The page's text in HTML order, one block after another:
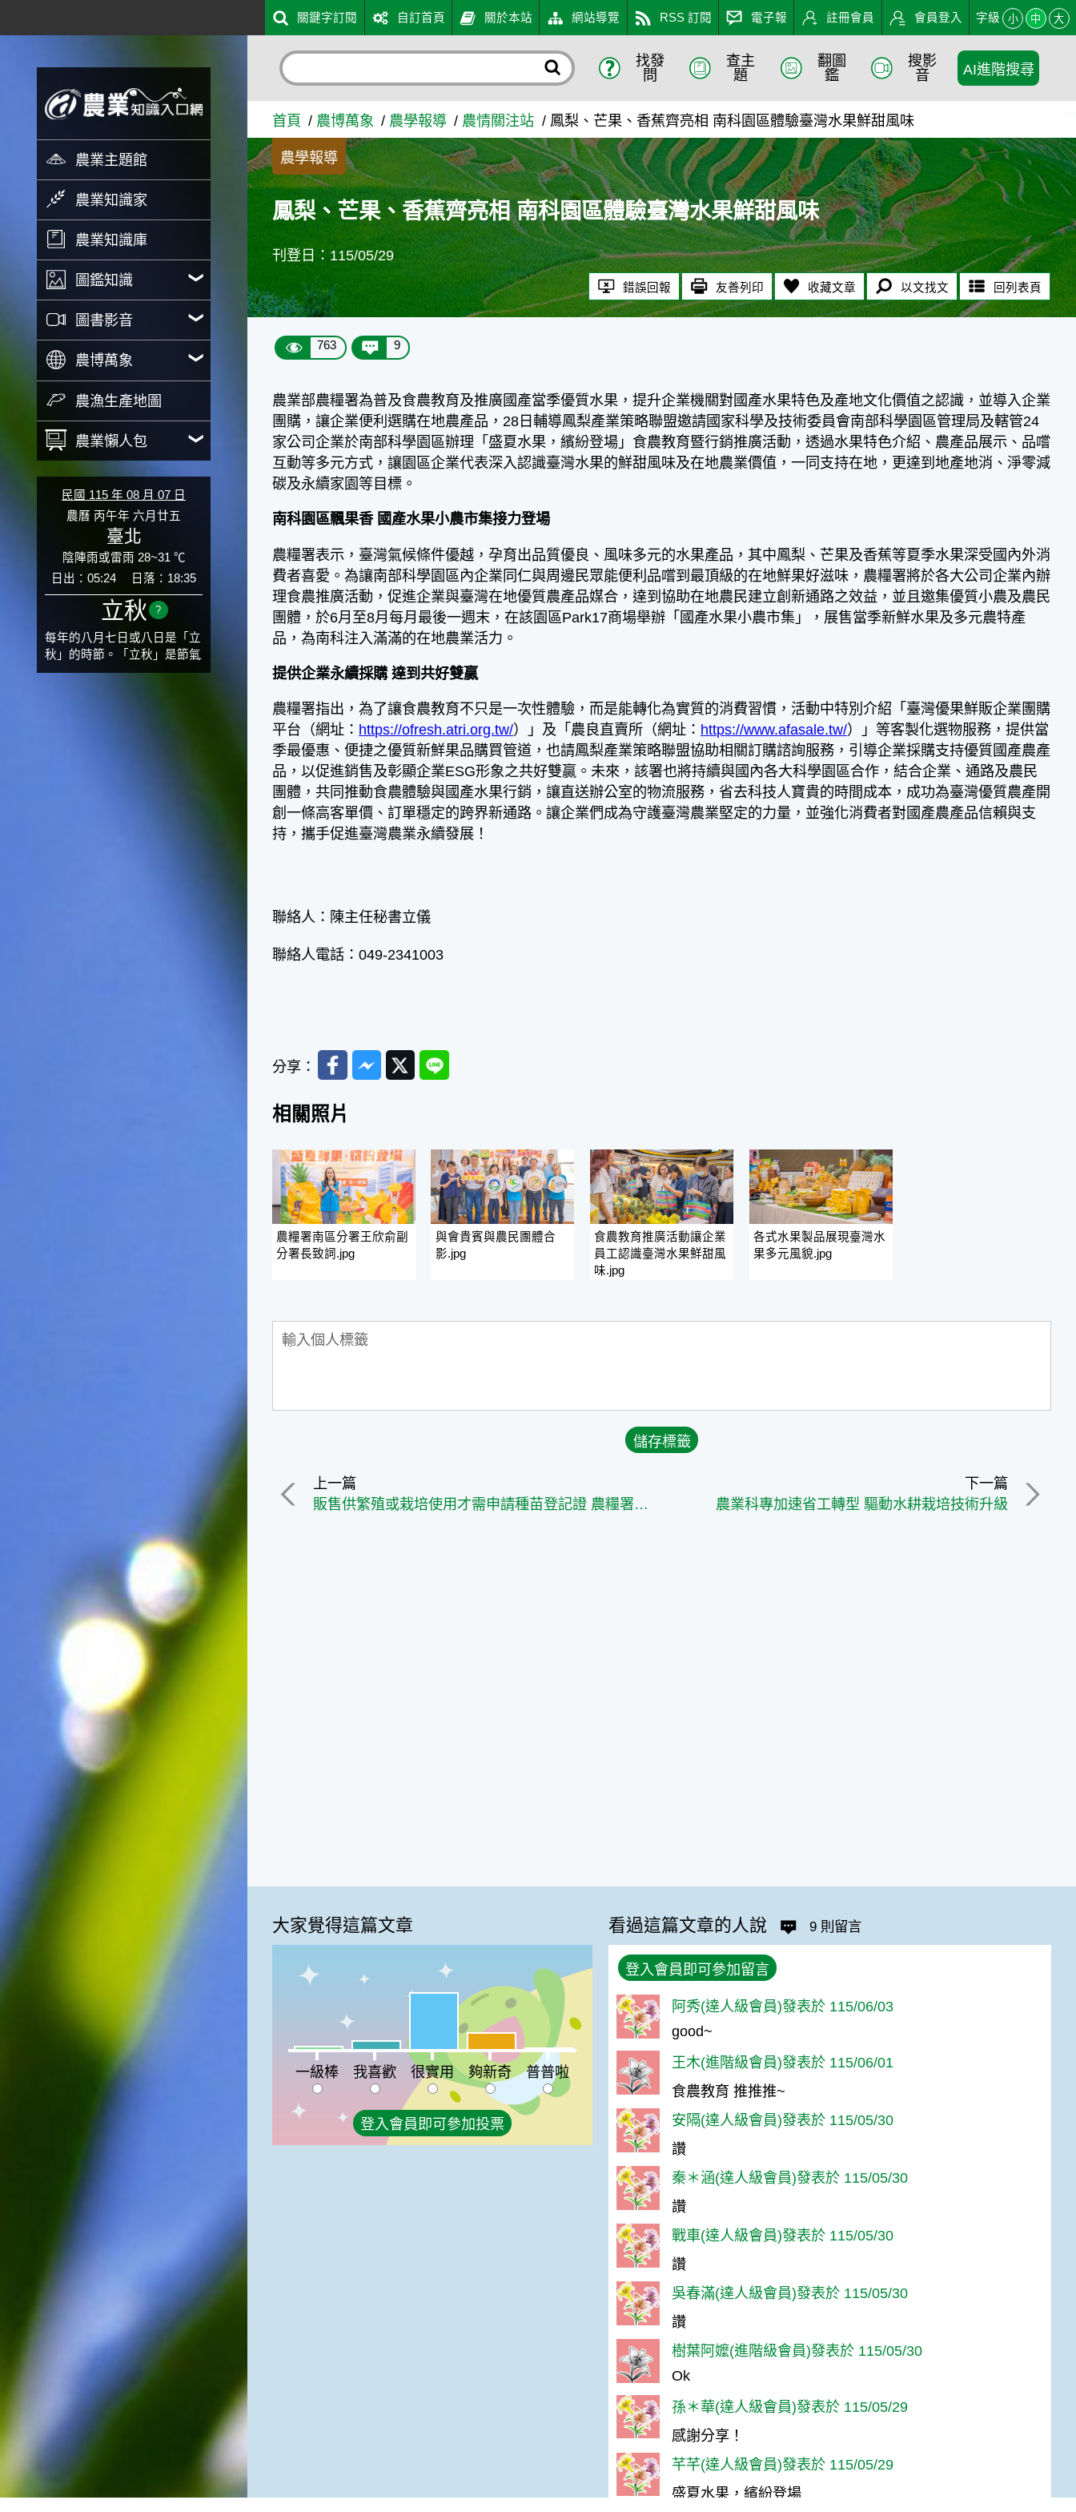
鳳梨、芒果、香蕉齊亮相 南科園區體驗臺灣水果鮮甜風味 - 農業知識入口網
農業主題館
農業知識家
農業知識庫
圖鑑知識
圖書影音
農博萬象
農漁生產地圖
農業懶人包
民國 115 年 08 月 07 日
農曆 丙午年 六月廿五
臺北
陰陣雨或雷雨 28~31 ℃
日出：05:24
日落：18:35
立秋 ?
每年的八月七日或八日是「立
秋」的時節。「立秋」是節氣
邁入秋涼的先聲，表示酷熱難
月秋，秋後油」這句俗諺的意
思是：根據老一輩人的說法，
如果立秋這一天是在農曆六
月，則漁民的作業期會比較早
結束；如果「立秋日」在七
月，則天氣會持續穩定，今年
的捕魚季節就會比較長，而漁
民們的收入也會相對提高呢！
關鍵字訂閱 自訂首頁 關於本站 網站導覽 RSS 訂閱 電子報 註冊會員 會員登入 字級 小 中 大
找發
問
查主
題
翻圖
鑑
搜影
音
AI進階搜尋
首頁 農博萬象 農學報導 農情關注站 鳳梨、芒果、香蕉齊亮相 南科園區體驗臺灣水果鮮甜風味
農學報導
鳳梨、芒果、香蕉齊亮相 南科園區體驗臺灣水果鮮甜風味
刊登日：115/05/29
錯誤回報 友善列印 收藏文章 以文找文 回列表頁
763 9
農業部農糧署為普及食農教育及推廣國產當季優質水果，提升企業機關對國產水果特色及產地文化價值之認識，並導入企業
團購，讓企業便利選購在地農產品，28日輔導鳳梨產業策略聯盟邀請國家科學及技術委員會南部科學園區管理局及轄管24
家公司企業於南部科學園區辦理「盛夏水果，繽紛登場」食農教育暨行銷推廣活動，透過水果特色介紹、農產品展示、品嚐
互動等多元方式，讓園區企業代表深入認識臺灣水果的鮮甜風味及在地農業價值，一同支持在地，更達到地產地消、淨零減
碳及永續家園等目標。
南科園區飄果香 國產水果小農市集接力登場
農糧署表示，臺灣氣候條件優越，孕育出品質優良、風味多元的水果產品，其中鳳梨、芒果及香蕉等夏季水果深受國內外消
費者喜愛。為讓南部科學園區內企業同仁與周邊民眾能便利品嚐到最頂級的在地鮮果好滋味，農糧署將於各大公司企業內辦
理食農推廣活動，促進企業與臺灣在地優質農產品媒合，達到協助在地農民建立創新通路之效益，並且邀集優質小農及農民
團體，於6月至8月每月最後一週末，在該園區Park17商場舉辦「國產水果小農市集」，展售當季新鮮水果及多元農特產
品，為南科注入滿滿的在地農業活力。
提供企業永續採購 達到共好雙贏
農糧署指出，為了讓食農教育不只是一次性體驗，而是能轉化為實質的消費習慣，活動中特別介紹「臺灣優果鮮販企業團購
平台（網址： https://ofresh.atri.org.tw/）」及「農良直賣所（網址： https://www.afasale.tw/）」等客製化選物服務，提供當
季最優惠、便捷之優質新鮮果品購買管道，也請鳳梨產業策略聯盟協助相關訂購諮詢服務，引導企業採購支持優質國產農產
品，以促進銷售及彰顯企業ESG形象之共好雙贏。未來，該署也將持續與國內各大科學園區合作，結合企業、通路及農民
團體，共同推動食農體驗與國產水果行銷，讓直送辦公室的物流服務，省去科技人寶貴的時間成本，成功為臺灣優質農產開
創一條高客單價、訂單穩定的跨界新通路。讓企業們成為守護臺灣農業堅定的力量，並強化消費者對國產農產品信賴與支
持，攜手促進臺灣農業永續發展！
聯絡人：陳主任秘書立儀
聯絡人電話：049-2341003
分享：
FacebookMessenger
TwitterLine
相關照片
農糧署南區分署王欣俞副
分署長致詞.jpg
與會貴賓與農民團體合
影.jpg
食農教育推廣活動讓企業
員工認識臺灣水果鮮甜風
味.jpg
各式水果製品展現臺灣水
果多元風貌.jpg
上一篇
販售供繁殖或栽培使用才需申請種苗登記證 農糧署將持續督導地方統一標準以保障農民權益
下一篇
農業科專加速省工轉型 驅動水耕栽培技術升級
大家覺得這篇文章
一級棒:4%我喜歡:10%
很實用:65%
夠新奇:19%
普普啦:2%
一級棒
我喜歡 很實用 夠新奇 普普啦
登入會員即可參加投票
看過這篇文章的人說 9 則留言
登入會員即可參加留言
阿秀(達人級會員)發表於 115/06/03
good~
王木(進階級會員)發表於 115/06/01
食農教育 推推推~
安隔(達人級會員)發表於 115/05/30
讚
秦＊涵(達人級會員)發表於 115/05/30
讚
戰車(達人級會員)發表於 115/05/30
讚
吳春滿(達人級會員)發表於 115/05/30
讚
樹葉阿嬤(進階級會員)發表於 115/05/30
Ok
孫＊華(達人級會員)發表於 115/05/29
感謝分享！
芊芊(達人級會員)發表於 115/05/29
盛夏水果，繽紛登場